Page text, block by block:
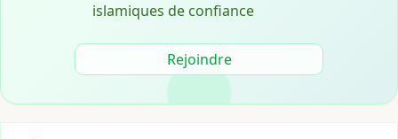
islamiques de confiance
Rejoindre